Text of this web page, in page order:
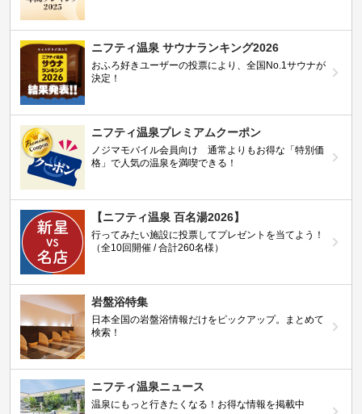
ニフティ温泉 サウナランキング2026
おふろ好きユーザーの投票により、全国No.1サウナが
決定！
ニフティ温泉プレミアムクーポン
ノジマモバイル会員向け 通常よりもお得な「特別価
格」で人気の温泉を満喫できる！
【ニフティ温泉 百名湯2026】
行ってみたい施設に投票してプレゼントを当てよう！
（全10回開催 / 合計260名様）
岩盤浴特集
日本全国の岩盤浴情報だけをピックアップ。まとめて
検索！
ニフティ温泉ニュース
温泉にもっと行きたくなる！お得な情報を掲載中